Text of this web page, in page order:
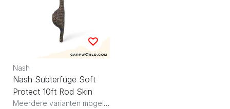
Nash
Nash Subterfuge Soft
Protect 10ft Rod Skin
Meerdere varianten mogelijk